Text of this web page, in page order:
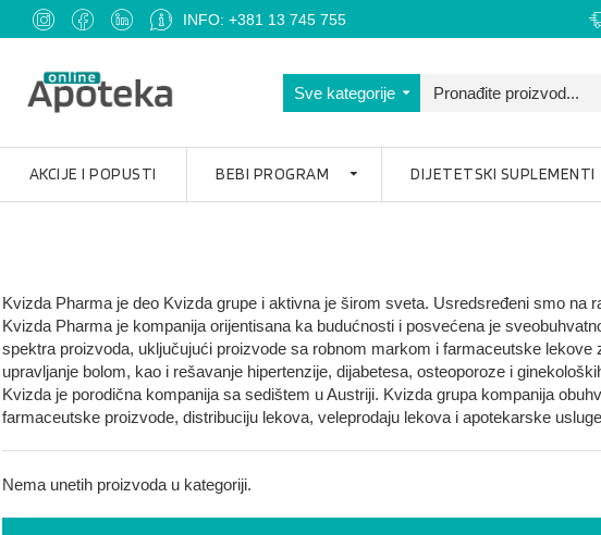
INFO: +381 13 745 755
Sve kategorije
AKCIJE I POPUSTI BEBI PROGRAM DIJETETSKI SUPLEMENTI
Kvizda Pharma je deo Kvizda grupe i aktivna je širom sveta. Usredsređeni smo
Kvizda Pharma je kompanija orijentisana ka budućnosti i posvećena je
spektra proizvoda, uključujući proizvode sa robnom markom i farmaceutske
upravljanje bolom, kao i rešavanje hipertenzije, dijabetesa, osteoporoze i
Kvizda je porodična kompanija sa sedištem u Austriji. Kvizda grupa kompanija
farmaceutske proizvode, distribuciju lekova, veleprodaju lekova i apotekarske
Nema unetih proizvoda u kategoriji.